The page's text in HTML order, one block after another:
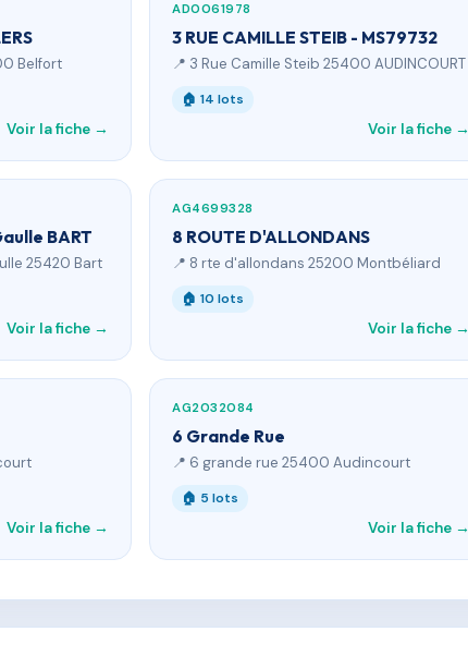
Belfort
Voir la fiche →
AD0061978
3 RUE CAMILLE STEIB - MS79732
📍 3 Rue Camille Steib 25400 AUDINCOURT
🏠 14 lots
Voir la fiche →
BART
25420 Bart
Voir la fiche →
AG4699328
8 ROUTE D'ALLONDANS
📍 8 rte d'allondans 25200 Montbéliard
🏠 10 lots
Voir la fiche →
Voir la fiche →
AG2032084
6 Grande Rue
📍 6 grande rue 25400 Audincourt
🏠 5 lots
Voir la fiche →